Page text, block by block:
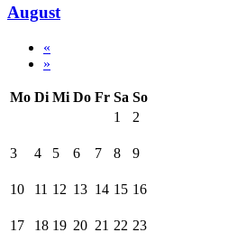
August
«
»
Mo Di Mi Do Fr Sa So
1
2
3 4 5 6 7 8 9
10 11 12 13 14 15 16
17 18 19 20 21 22 23